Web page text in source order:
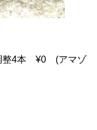
整4本 ¥0 (アマゾ